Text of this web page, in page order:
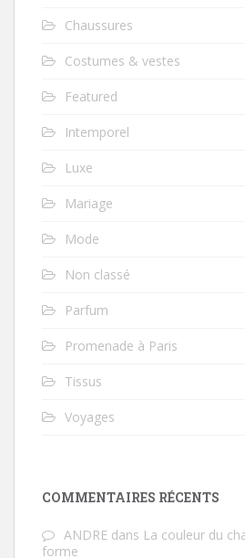
Chaussures
Costumes & vestes
Featured
Intemporel
Luxe
Mariage
Mode
Non classé
Parfum
Promenade à Paris
Tissus
Voyages
COMMENTAIRES RÉCENTS
ANDRE dans La couleur du
forme